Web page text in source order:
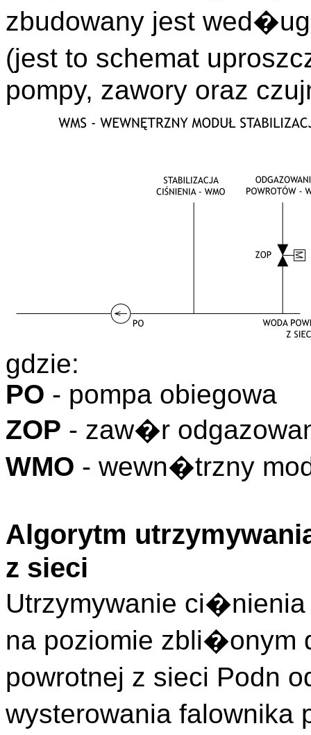
zbudowany jest
(jest to schemat
pompy, zawory oraz
gdzie:
PO - pompa obiegowa
ZOP - zaw�r
WMO - wewn�trzny
Algorytm
z sieci
Utrzymywanie
na poziomie zbli�onym
powrotnej z sieci Podn
wysterowania